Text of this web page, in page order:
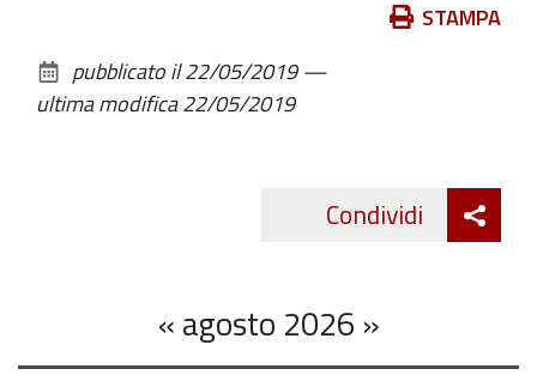
documento
STAMPA
pubblicato il22/05/2019—
ultima modifica22/05/2019
Condividi
«agosto 2026 »